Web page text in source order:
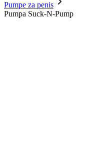
Pumpe za penis
Pumpa Suck-N-Pump